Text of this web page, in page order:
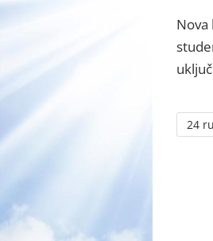
Nova
24